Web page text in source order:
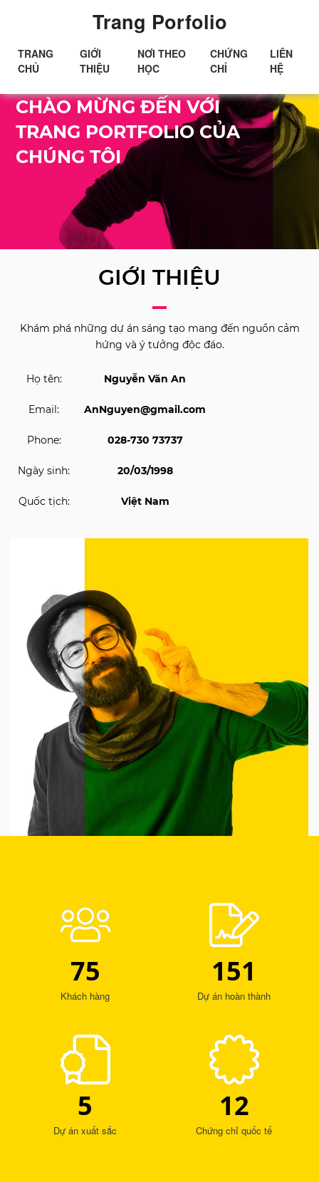
Trang Porfolio
TRANG
CHỦ
GIỚI
THIỆU
NƠI THEO
HỌC
CHỨNG
CHỈ
LIÊN
HỆ
Xin chào!
CHÀO MỪNG ĐẾN VỚI
TRANG PORTFOLIO CỦA
CHÚNG TÔI
GIỚI THIỆU
Khám phá những dự án sáng tạo mang đến nguồn cảm
hứng và ý tưởng độc đáo.
Họ tên: Nguyễn Văn An
Email: AnNguyen@gmail.com
Phone: 028-730 73737
Ngày sinh: 20/03/1998
Quốc tịch: Việt Nam
75
Khách hàng
151
Dự án hoàn thành
5
Dự án xuất sắc
12
Chứng chỉ quốc tế